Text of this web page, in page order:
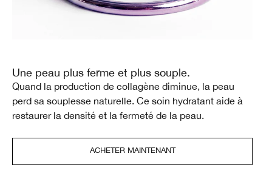
Une peau plus ferme et plus souple.
Quand la production de collagène diminue, la peau
perd sa souplesse naturelle. Ce soin hydratant aide à
restaurer la densité et la fermeté de la peau.
ACHETER MAINTENANT